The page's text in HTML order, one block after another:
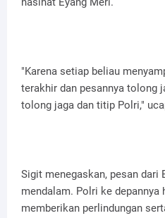
"Karena setiap beliau
terakhir dan pesannya tolong
tolong jaga dan titip Polri,"
Sigit menegaskan, pesan
mendalam. Polri ke depannya
memberikan perlindungan